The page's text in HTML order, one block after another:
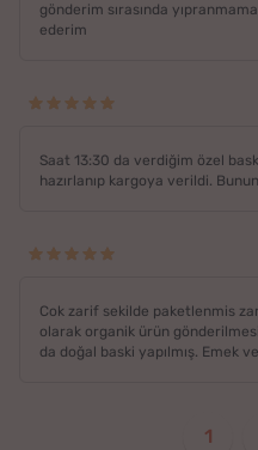
gönderim sırasında
ederim
Saat 13:30 da verdiğim özel
hazırlanıp kargoya verildi.
Cok zarif sekilde paketlenmis
olarak organik ürün
da doğal baski yapılmış. Emek
1